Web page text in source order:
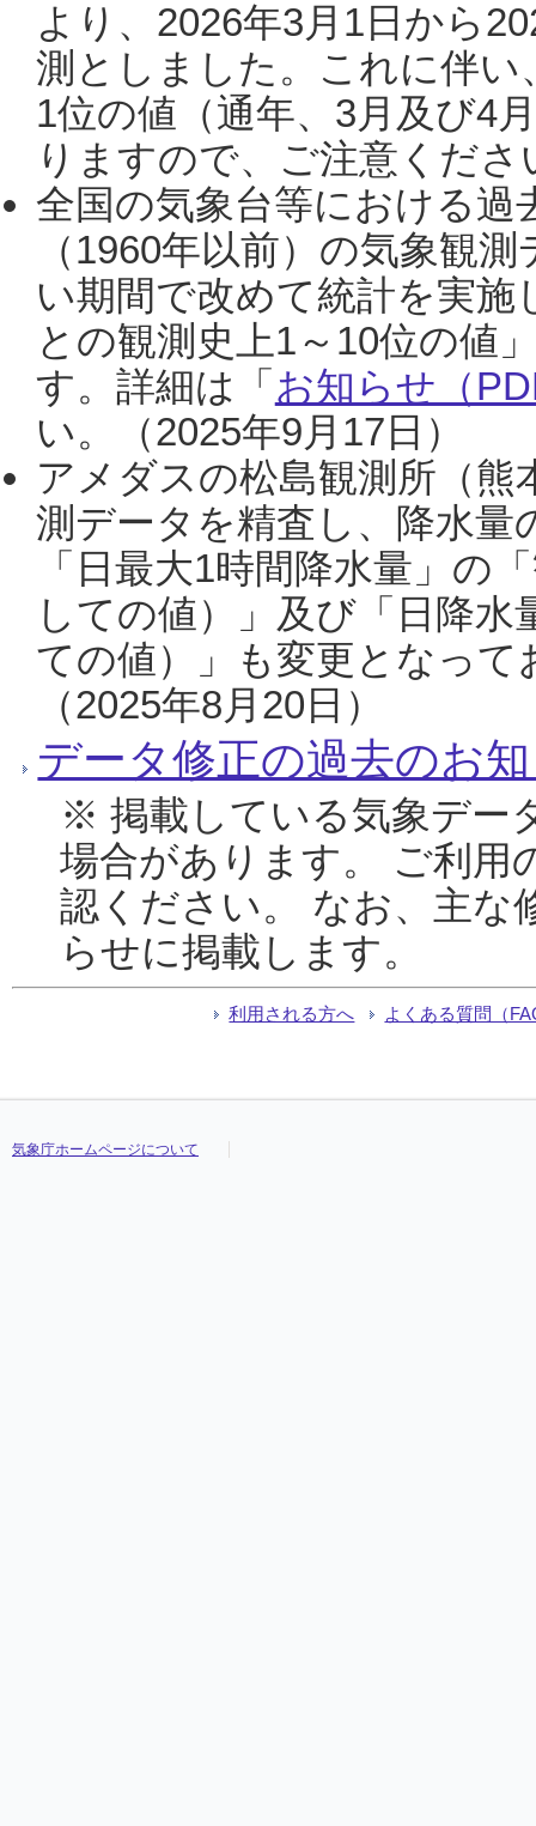
より、2026年3月1日から
測としました。これに伴い
1位の値（通年、3月及び4
りますので、ご注意くだ
全国の気象台等における過
（1960年以前）の気象観
い期間で改めて統計を実
との観測史上1～10位の値
す。詳細は「 お知らせ（
い。（2025年9月17日）
アメダスの松島観測所（熊
測データを精査し、降水
「日最大1時間降水量」の
しての値）」及び「日降
ての値）」も変更となっ
（2025年8月20日）
データ修正の過去のお
※ 掲載している気象デー
場合があります。 ご利用
認ください。 なお、主な
らせに掲載します。
利用される方へ よくある質問（
気象庁ホームページについて